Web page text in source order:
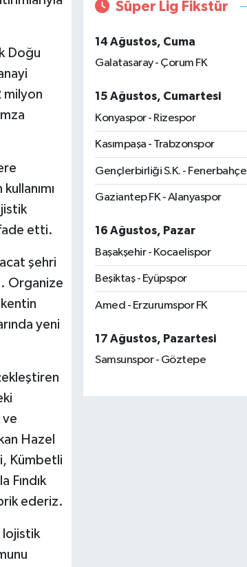
Doğu
milyon
etti.
şehri
Organize
yeni
ve
Hazel
Kümbetli
Fındık
ederiz.
lojistik
Süper Lig Fikstür
14 Ağustos, Cuma
Galatasaray - Çorum FK
15 Ağustos, Cumartesi
Konyaspor - Rizespor
Kasımpaşa - Trabzonspor
Gençlerbirliği S.K. - Fenerbahçe
Gaziantep FK - Alanyaspor
16 Ağustos, Pazar
Başakşehir - Kocaelispor
Beşiktaş - Eyüpspor
Amed - Erzurumspor FK
17 Ağustos, Pazartesi
Samsunspor - Göztepe